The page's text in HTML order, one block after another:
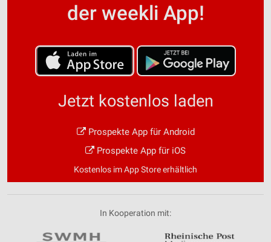
der weekli App!
Jetzt kostenlos laden
Prospekte App für Android
Prospekte App für iOS
Kostenlos im App Store erhältlich
In Kooperation mit: